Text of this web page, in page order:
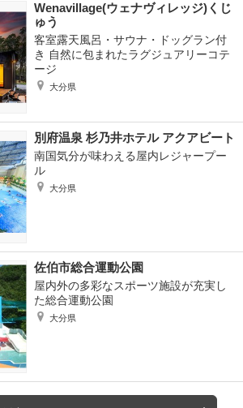
Wenavillage(ウェナヴィレッジ)くじ
ゅう
客室露天風呂・サウナ・ドッグラン付
き 自然に包まれたラグジュアリーコテ
ージ
大分県
別府温泉 杉乃井ホテル アクアビート
南国気分が味わえる屋内レジャープー
ル
大分県
佐伯市総合運動公園
屋内外の多彩なスポーツ施設が充実し
た総合運動公園
大分県